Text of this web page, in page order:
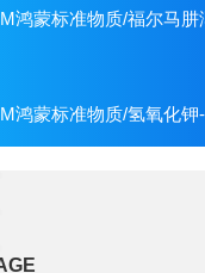
蒙标准物质/福尔马肼浑浊度标准
蒙标准物质/氢氧化钾-甲醇容量分析用标准物